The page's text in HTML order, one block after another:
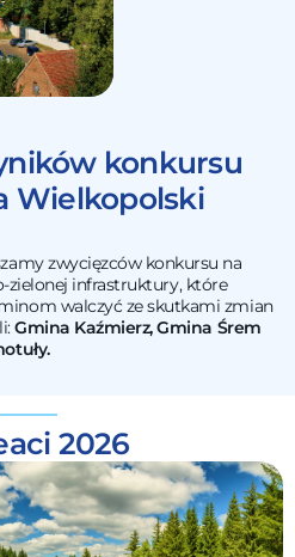
konkursu
Wielkopolski
zwycięzców konkursu na
zielonej infrastruktury, które
walczyć ze skutkami zmian
Gmina Kaźmierz, Gmina Śrem
2026